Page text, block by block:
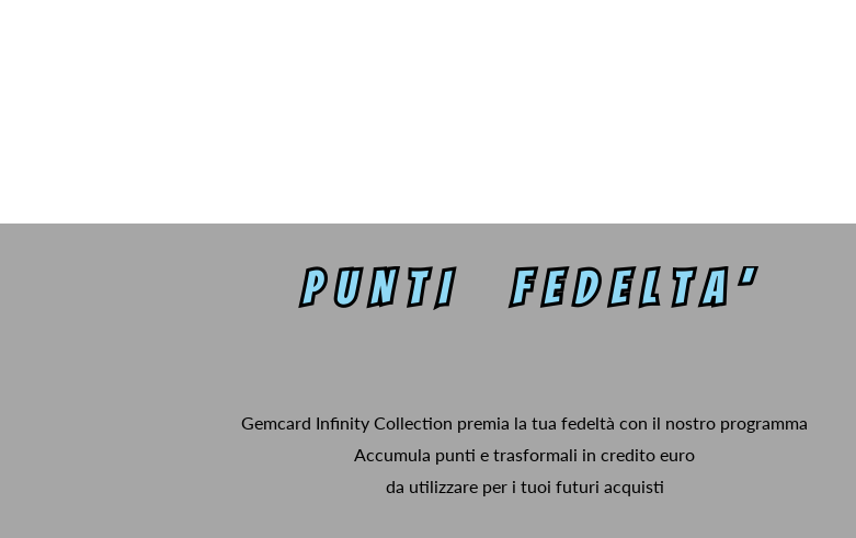
Gemcard Infinity Collection premia la tua fedeltà con il nostro programma
Accumula punti e trasformali in credito euro
da utilizzare per i tuoi futuri acquisti